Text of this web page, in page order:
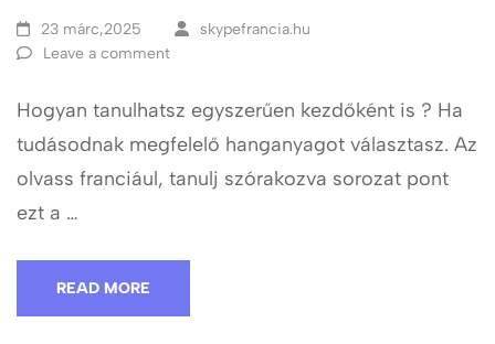
23 márc,2025
skypefrancia.hu
Leave a comment
Hogyan tanulhatsz egyszerűen kezdőként is ? Ha
tudásodnak megfelelő hanganyagot választasz. Az
olvass franciául, tanulj szórakozva sorozat pont
ezt a …
READ MORE